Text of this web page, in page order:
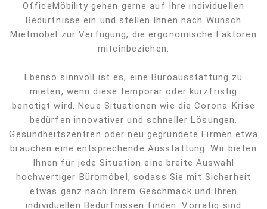
OfficeMöbility gehen gerne auf Ihre individuellen
Bedürfnisse ein und stellen Ihnen nach Wunsch
Mietmöbel zur Verfügung, die ergonomische Faktoren
miteinbeziehen.
Ebenso sinnvoll ist es, eine Büroausstattung zu
mieten, wenn diese temporär oder kurzfristig
benötigt wird. Neue Situationen wie die Corona-Krise
bedürfen innovativer und schneller Lösungen.
Gesundheitszentren oder neu gegründete Firmen etwa
brauchen eine entsprechende Ausstattung. Wir bieten
Ihnen für jede Situation eine breite Auswahl
hochwertiger Büromöbel, sodass Sie mit Sicherheit
etwas ganz nach Ihrem Geschmack und Ihren
individuellen Bedürfnissen finden. Vorrätig sind